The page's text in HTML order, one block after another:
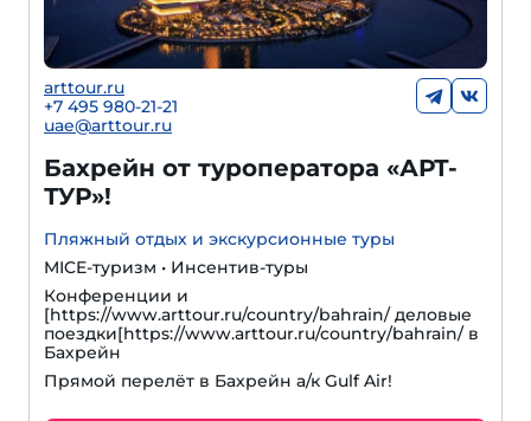
arttour.ru
+7 495 980-21-21
uae@arttour.ru
Бахрейн от туроператора «АРТ-
ТУР»!
Пляжный отдых и экскурсионные туры
MICE-туризм • Инсентив-туры
Конференции и
[https://www.arttour.ru/country/bahrain/ деловые
поездки[https://www.arttour.ru/country/bahrain/ в
Бахрейн
Прямой перелёт в Бахрейн а/к Gulf Air!